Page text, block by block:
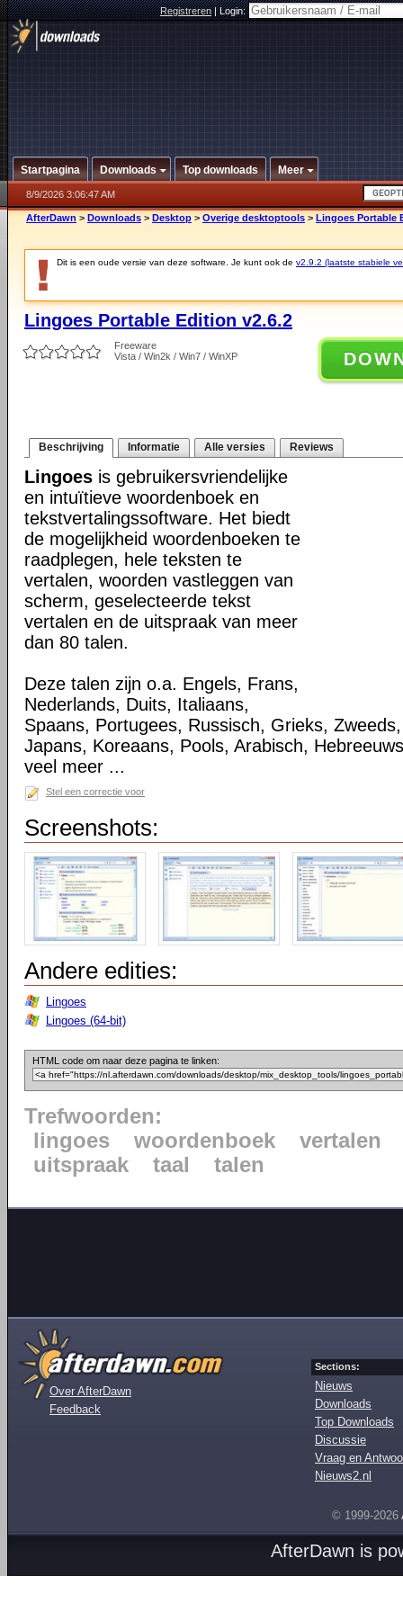
Registreren|Login:
Startpagina Downloads Top downloads Meer
8/9/2026 3:06:47 AM
AfterDawn > Downloads > Desktop > Overige desktoptools > Lingoes Portable
Dit is een oude versie van deze software. Je kunt ook de v2.9.2 (laatste stabiele
Lingoes Portable Edition v2.6.2
Freeware
Vista / Win2k / Win7 / WinXP
Beschrijving Informatie Alle versies Reviews
Lingoes is gebruikersvriendelijke
en intuïtieve woordenboek en
tekstvertalingssoftware. Het biedt
de mogelijkheid woordenboeken te
raadplegen, hele teksten te
vertalen, woorden vastleggen van
scherm, geselecteerde tekst
vertalen en de uitspraak van meer
dan 80 talen.
Deze talen zijn o.a. Engels, Frans,
Nederlands, Duits, Italiaans,
Spaans, Portugees, Russisch, Grieks,
Japans, Koreaans, Pools, Arabisch,
veel meer ...
Stel een correctie voor
Screenshots:
Andere edities:
Lingoes
Lingoes (64-bit)
HTML code om naar deze pagina te linken:
Trefwoorden:
lingoes
woordenboek
vertalen
uitspraak
taal talen
Over AfterDawn
Feedback
Sections:
Nieuws
Downloads
Top Downloads
Discussie
Vraag en
Nieuws2.nl
© 1999-2026
AfterDawn is